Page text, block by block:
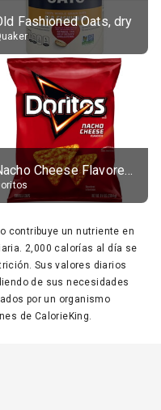
Fashioned Oats, dry
Nacho Cheese Flavored Tortilla Chips
contribuye un nutriente en
2,000 calorías al día se
Sus valores diarios
de sus necesidades
por un organismo
de CalorieKing.